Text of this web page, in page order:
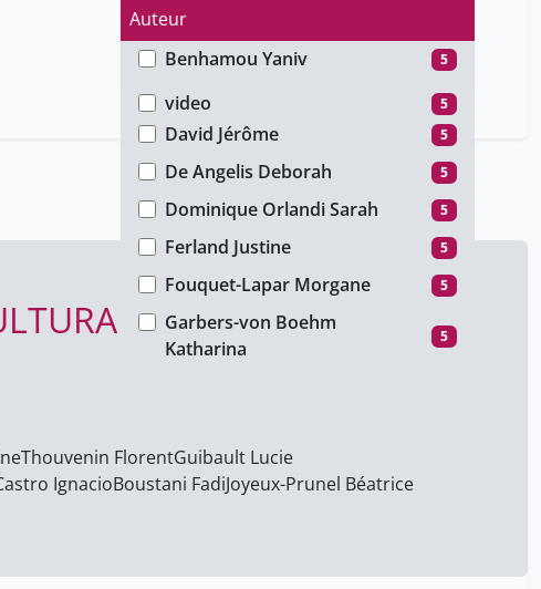
Auteur
Benhamou Yaniv
5
Boustani Fadi 5
David Jérôme 5
De Angelis Deborah 5
Dominique Orlandi Sarah 5
Ferland Justine 5
Fouquet-Lapar Morgane 5
Garbers-von Boehm
Katharina
5
Joyeux-Prunel Béatrice
Keller Peter
Renold Marc-André 5
Type de média
video
5
HERITAGE DAY -
Thouvenin FlorentGuibault Lucie
IgnacioBoustani FadiJoyeux-Prunel Béatrice